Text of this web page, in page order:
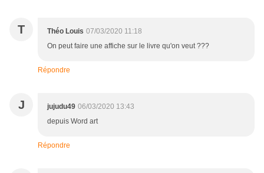
T Théo Louis 07/03/2020 11:18
On peut faire une affiche sur le livre qu'on veut ???
Répondre
J jujudu49 06/03/2020 13:43
depuis Word art
Répondre